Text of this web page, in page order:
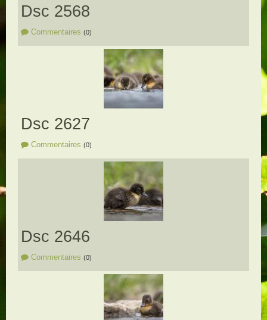
Dsc 2568
Commentaires (0)
Dsc 2627
Commentaires (0)
Dsc 2646
Commentaires (0)